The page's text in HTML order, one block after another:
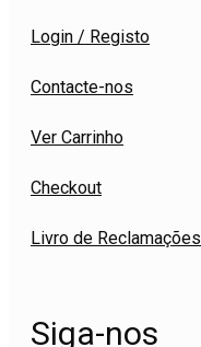
Login / Registo
Contacte-nos
Ver Carrinho
Checkout
Livro de Reclamações
Siga-nos